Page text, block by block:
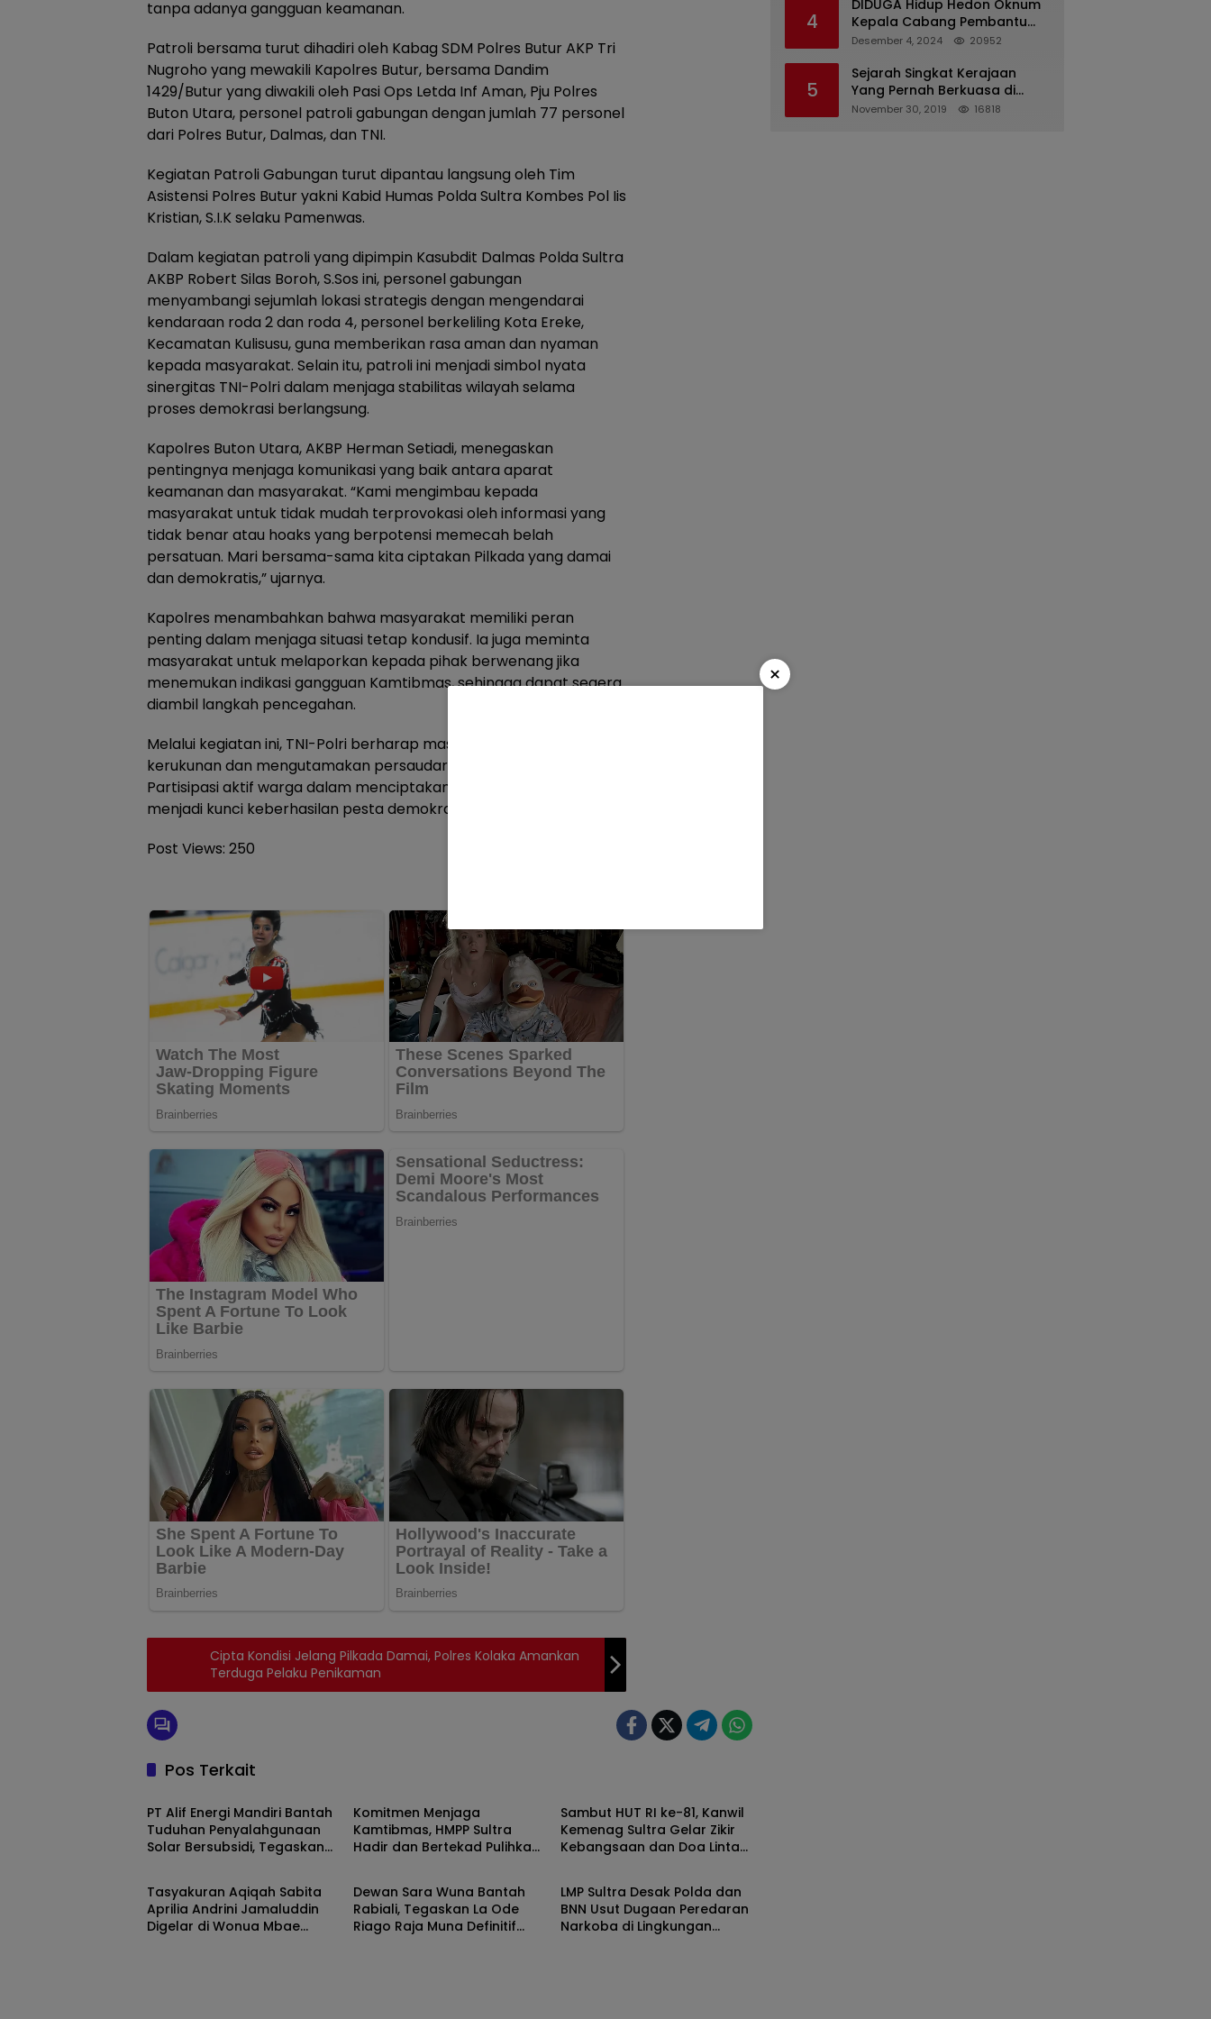
tanpa adanya gangguan keamanan.
Patroli bersama turut dihadiri oleh Kabag SDM Polres Butur AKP Tri
Nugroho yang mewakili Kapolres Butur, bersama Dandim
1429/Butur yang diwakili oleh Pasi Ops Letda Inf Aman, Pju Polres
Buton Utara, personel patroli gabungan dengan jumlah 77 personel
dari Polres Butur, Dalmas, dan TNI.
Kegiatan Patroli Gabungan turut dipantau langsung oleh Tim
Asistensi Polres Butur yakni Kabid Humas Polda Sultra Kombes Pol Iis
Kristian, S.I.K selaku Pamenwas.
Dalam kegiatan patroli yang dipimpin Kasubdit Dalmas Polda Sultra
AKBP Robert Silas Boroh, S.Sos ini, personel gabungan
menyambangi sejumlah lokasi strategis dengan mengendarai
kendaraan roda 2 dan roda 4, personel berkeliling Kota Ereke,
Kecamatan Kulisusu, guna memberikan rasa aman dan nyaman
kepada masyarakat. Selain itu, patroli ini menjadi simbol nyata
sinergitas TNI-Polri dalam menjaga stabilitas wilayah selama
proses demokrasi berlangsung.
Kapolres Buton Utara, AKBP Herman Setiadi, menegaskan
pentingnya menjaga komunikasi yang baik antara aparat
keamanan dan masyarakat. “Kami mengimbau kepada
masyarakat untuk tidak mudah terprovokasi oleh informasi yang
tidak benar atau hoaks yang berpotensi memecah belah
persatuan. Mari bersama-sama kita ciptakan Pilkada yang damai
dan demokratis,” ujarnya.
Kapolres menambahkan bahwa masyarakat memiliki peran
penting dalam menjaga situasi tetap kondusif. Ia juga meminta
masyarakat untuk melaporkan kepada pihak berwenang jika
menemukan indikasi gangguan Kamtibmas, sehingga dapat segera
diambil langkah pencegahan.
Melalui kegiatan ini, TNI-Polri berharap masyarakat tetap menjaga
kerukunan dan mengutamakan persaudaraan menjelang Pilkada.
Partisipasi aktif warga dalam menciptakan suasana yang damai
menjadi kunci keberhasilan pesta demokrasi di Buton Utara. (RL).
Post Views: 250
Cipta Kondisi Jelang Pilkada Damai, Polres Kolaka Amankan
Terduga Pelaku Penikaman
Pos Terkait
SULAWESI TENGGARA
PT Alif Energi Mandiri Bantah
Tuduhan Penyalahgunaan
Solar Bersubsidi, Tegaskan
Komitmen Menjaga
Kamtibmas, HMPP Sultra
Hadir dan Bertekad Pulihkan
Sambut HUT RI ke-81, Kanwil
Kemenag Sultra Gelar Zikir
Kebangsaan dan Doa Lintas
SULAWESI TENGGARA
Tasyakuran Aqiqah Sabita
Aprilia Andrini Jamaluddin
Digelar di Wonua Mbae
SULAWESI TENGGARA
Dewan Sara Wuna Bantah
Rabiali, Tegaskan La Ode
Riago Raja Muna Definitif
SULAWESI TENGGARA
LMP Sultra Desak Polda dan
BNN Usut Dugaan Peredaran
Narkoba di Lingkungan
4
DIDUGA Hidup Hedon Oknum
Kepala Cabang Pembantu
Bank syariah Indonesia Unit
Tipu Nasabah Prioritasnya
Hingga Milyaran Rupiah dan
Bilyet Giro Tidak Terdaftar,
Desember 4, 2024 20952
5
Sejarah Singkat Kerajaan
Yang Pernah Berkuasa di
Sinjai
November 30, 2019 16818
×